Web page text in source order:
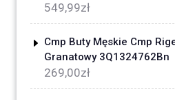
549,99zł
Cmp Buty Męskie Cmp
Granatowy 3Q1324762Bn
269,00zł